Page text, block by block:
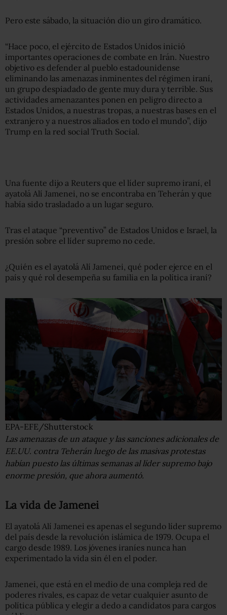
Pero este sábado, la situación dio un giro dramático.
“Hace poco, el ejército de Estados Unidos inició
importantes operaciones de combate en Irán. Nuestro
objetivo es defender al pueblo estadounidense
eliminando las amenazas inminentes del régimen iraní,
un grupo despiadado de gente muy dura y terrible. Sus
actividades amenazantes ponen en peligro directo a
Estados Unidos, a nuestras tropas, a nuestras bases en el
extranjero y a nuestros aliados en todo el mundo”, dijo
Trump en la red social Truth Social.
Una fuente dijo a Reuters que el líder supremo iraní, el
ayatolá Alí Jamenei, no se encontraba en Teherán y que
había sido trasladado a un lugar seguro.
Tras el ataque “preventivo” de Estados Unidos e Israel, la
presión sobre el líder supremo no cede.
¿Quién es el ayatolá Alí Jamenei, qué poder ejerce en el
país y qué rol desempeña su familia en la política iraní?
EPA-EFE/Shutterstock
Las amenazas de un ataque y las sanciones adicionales de
EE.UU. contra Teherán luego de las masivas protestas
habían puesto las últimas semanas al líder supremo bajo
enorme presión, que ahora aumentó.
La vida de Jamenei
El ayatolá Alí Jamenei es apenas el segundo líder supremo
del país desde la revolución islámica de 1979. Ocupa el
cargo desde 1989. Los jóvenes iraníes nunca han
experimentado la vida sin él en el poder.
Jamenei, que está en el medio de una compleja red de
poderes rivales, es capaz de vetar cualquier asunto de
política pública y elegir a dedo a candidatos para cargos